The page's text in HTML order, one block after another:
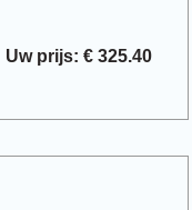
Uw prijs: € 325.40